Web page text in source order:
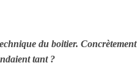
du boitier. Concrètement
tant ?